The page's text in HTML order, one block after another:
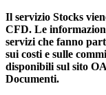
Il servizio Stocks
CFD. Le
servizi che fanno
sui costi e sulle
disponibili sul sito
Documenti.